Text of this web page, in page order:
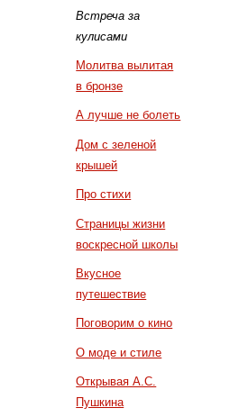
Встреча за
кулисами
Молитва вылитая
в бронзе
А лучше не болеть
Дом с зеленой
крышей
Про стихи
Страницы жизни
воскресной школы
Вкусное
путешествие
Поговорим о кино
О моде и стиле
Открывая А.С.
Пушкина